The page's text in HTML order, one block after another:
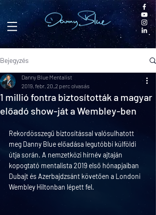
Bejegyzés
1 millió fontra biztosították a magyar
előadó show-ját a Wembley-ben
Danny Blue Mentalist
2019. febr. 20. 2 perc olvasás
Rekordösszegű biztosítással valósulhatott
meg Danny Blue előadása legutóbbi külföldi
útja során. A nemzetközi hírnév ajtaján
kopogtató mentalista 2019 első hónapjaiban
Dubajt és Azerbajdzsánt követően a Londoni
Wembley Hiltonban lépett fel.